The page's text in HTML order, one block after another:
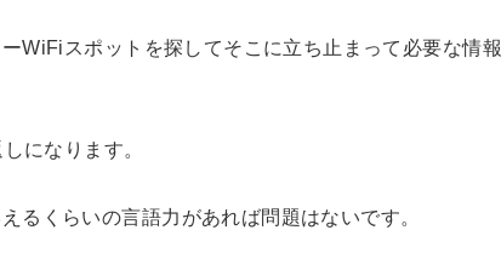
WiFiスポットを探してそこに立ち止まって必要な情報
になります。
るくらいの言語力があれば問題はないです。